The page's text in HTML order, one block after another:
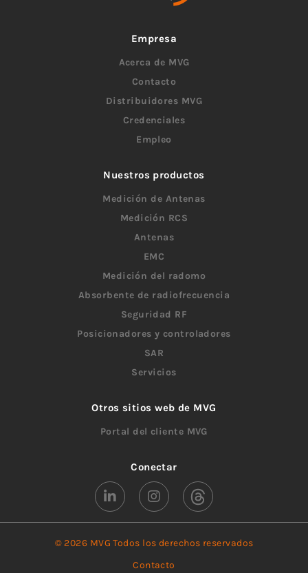
Empresa
Acerca de MVG
Contacto
Distribuidores MVG
Credenciales
Empleo
Nuestros productos
Medición de Antenas
Medición RCS
Antenas
EMC
Medición del radomo
Absorbente de radiofrecuencia
Seguridad RF
Posicionadores y controladores
SAR
Servicios
Otros sitios web de MVG
Portal del cliente MVG
Conectar
© 2026 MVG Todos los derechos reservados
Contacto